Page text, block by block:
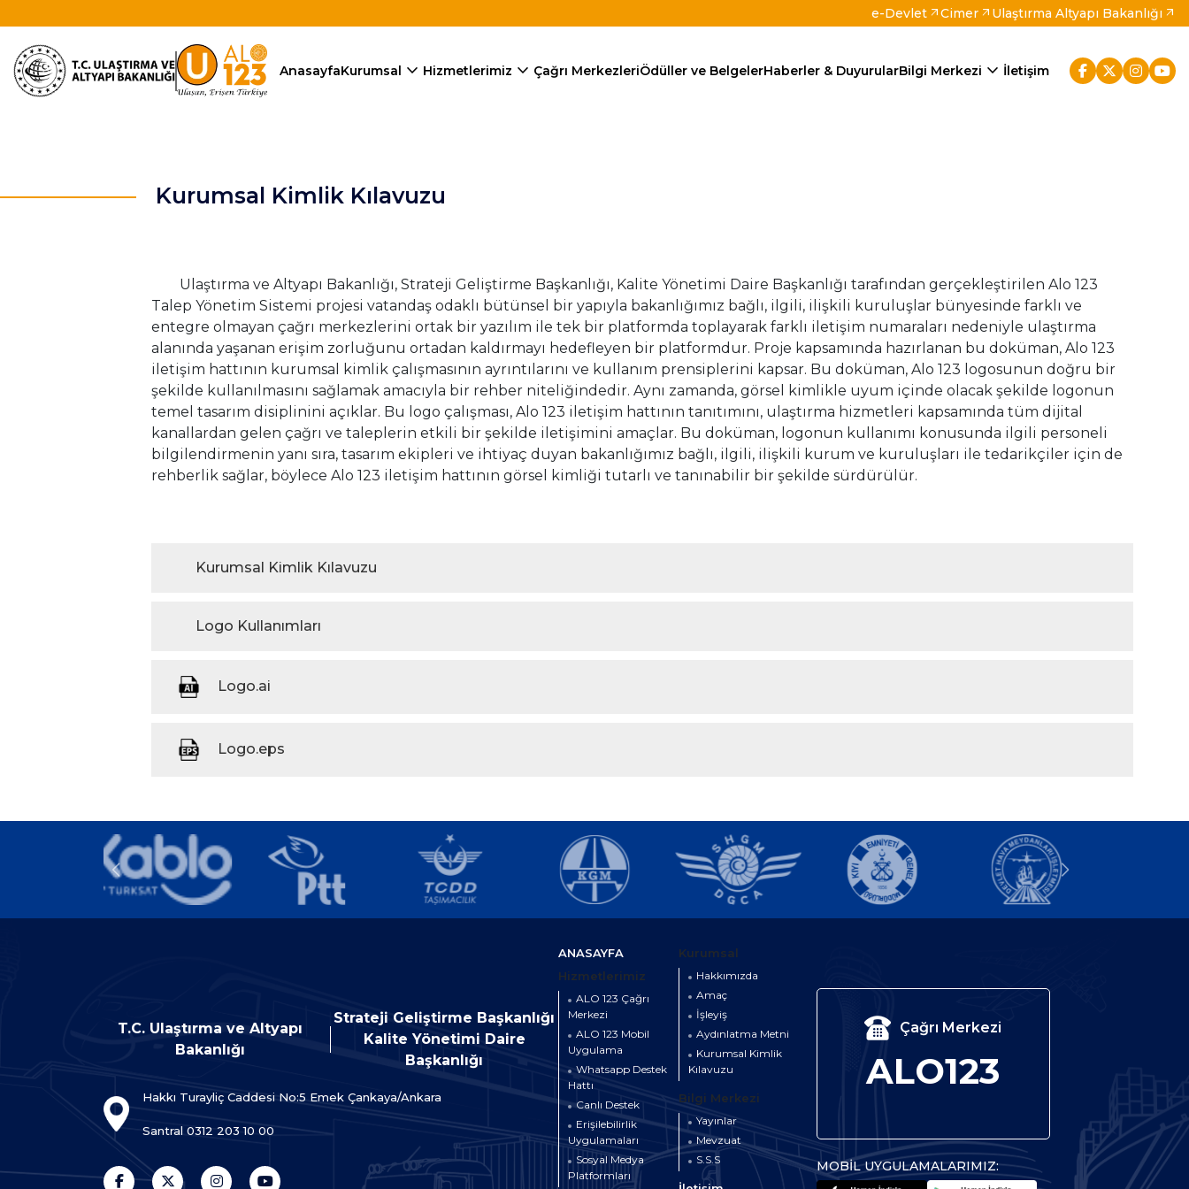
e-Devlet arrow_outward Cimer arrow_outward Ulaştırma Altyapı Bakanlığı arrow_outward
AnasayfaKurumsal expand_more Hizmetlerimiz expand_more Çağrı MerkezleriÖdüller ve BelgelerHaberler & DuyurularBilgi Merkezi expand_more İletişim
Kurumsal Kimlik Kılavuzu
Ulaştırma ve Altyapı Bakanlığı, Strateji Geliştirme Başkanlığı, Kalite Yönetimi Daire Başkanlığı tarafından gerçekleştirilen Alo 123
Talep Yönetim Sistemi projesi vatandaş odaklı bütünsel bir yapıyla bakanlığımız bağlı, ilgili, ilişkili kuruluşlar bünyesinde farklı ve
entegre olmayan çağrı merkezlerini ortak bir yazılım ile tek bir platformda toplayarak farklı iletişim numaraları nedeniyle ulaştırma
alanında yaşanan erişim zorluğunu ortadan kaldırmayı hedefleyen bir platformdur. Proje kapsamında hazırlanan bu doküman, Alo 123
iletişim hattının kurumsal kimlik çalışmasının ayrıntılarını ve kullanım prensiplerini kapsar. Bu doküman, Alo 123 logosunun doğru bir
şekilde kullanılmasını sağlamak amacıyla bir rehber niteliğindedir. Aynı zamanda, görsel kimlikle uyum içinde olacak şekilde logonun
temel tasarım disiplinini açıklar. Bu logo çalışması, Alo 123 iletişim hattının tanıtımını, ulaştırma hizmetleri kapsamında tüm dijital
kanallardan gelen çağrı ve taleplerin etkili bir şekilde iletişimini amaçlar. Bu doküman, logonun kullanımı konusunda ilgili personeli
bilgilendirmenin yanı sıra, tasarım ekipleri ve ihtiyaç duyan bakanlığımız bağlı, ilgili, ilişkili kurum ve kuruluşları ile tedarikçiler için de
rehberlik sağlar, böylece Alo 123 iletişim hattının görsel kimliği tutarlı ve tanınabilir bir şekilde sürdürülür.
Kurumsal Kimlik Kılavuzu
Logo Kullanımları
Logo.ai
Logo.eps
T.C. Ulaştırma ve Altyapı
Bakanlığı
Strateji Geliştirme Başkanlığı
Kalite Yönetimi Daire
Başkanlığı
Hakkı Turayliç Caddesi No:5 Emek Çankaya/Ankara
Santral 0312 203 10 00
ANASAYFA
Hizmetlerimiz
ALO 123 Çağrı
Merkezi
ALO 123 Mobil
Uygulama
Whatsapp Destek
Hattı
Canlı Destek
Erişilebilirlik
Uygulamaları
Sosyal Medya
Platformları
Kurumsal
Hakkımızda
Amaç
İşleyiş
Aydınlatma Metni
Kurumsal Kimlik
Kılavuzu
Bilgi Merkezi
Yayınlar
Mevzuat
S.S.S
Çağrı Merkezi
ALO123
MOBİL UYGULAMALARIMIZ: